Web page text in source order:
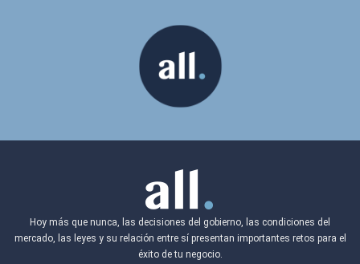
Hoy más que nunca, las decisiones del gobierno, las condiciones del
mercado, las leyes y su relación entre sí presentan importantes retos para el
éxito de tu negocio.